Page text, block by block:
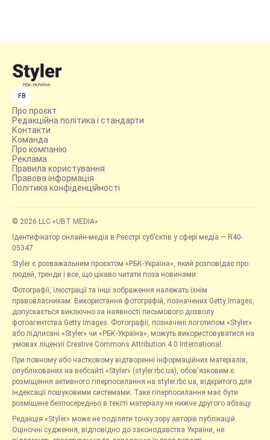
FB
Про проєкт
Редакційна політика і стандарти
Контакти
Команда
Про компанію
Реклама
Правила користування
Правова інформація
Політика конфіденційності
© 2026 LLC «UBT MEDIA»
Ідентифікатор онлайн-медіа в Реєстрі суб’єктів у сфері медіа — R40-
05347
Styler є розважальним проєктом «РБК-Україна», який розповідає про
людей, тренди і все, що цікаво читати поза новинами.
Фотографії, ілюстрації та інші зображення належать їхнім
правовласникам. Використання фотографій, позначених Getty Images,
допускається виключно за наявності письмового дозволу
фотоагентства Getty Images. Фотографії, позначені логотипом «Styler»
або підписані «Styler» чи «РБК-Україна», можуть використовуватися на
умовах ліцензії Creative Commons Attribution 4.0 International.
При повному або частковому відтворенні інформаційних матеріалів,
опублікованих на вебсайті «Styler» (styler.rbc.ua), обов'язковим є
розміщення активного гіперпосилання на styler.rbc.ua, відкритого для
індексації пошуковими системами. Таке гіперпосилання має бути
розміщене безпосередньо в тексті матеріалу не нижче другого абзацу.
Редакція «Styler» може не поділяти точку зору авторів публікацій.
Оціночні судження, відповідно до законодавства України, не